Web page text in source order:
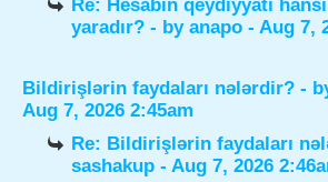
Re: Hesabın qeydiyyatı
yaradır? - byanapo - Aug 7,
Bildirişlərin faydaları nələrdir? -
Aug 7, 2026 2:45am
Re: Bildirişlərin faydaları
sashakup - Aug 7, 2026